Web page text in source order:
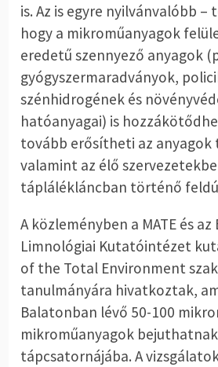
is. Az is egyre nyilvánvalóbb
hogy a mikroműanyagok
eredetű szennyező anyagok
gyógyszermaradványok,
szénhidrogének és
hatóanyagai) is
tovább erősítheti az anyagok
valamint az élő
táplálékláncban történő
A közleményben a MATE és
Limnológiai Kutatóintézet
of the Total Environment
tanulmányára hivatkoztak,
Balatonban lévő 50-100
mikroműanyagok
tápcsatornájába. A